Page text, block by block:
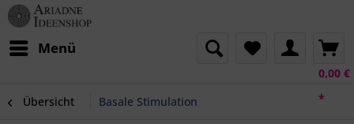
Menü
0,00 €
*
Übersicht Basale Stimulation